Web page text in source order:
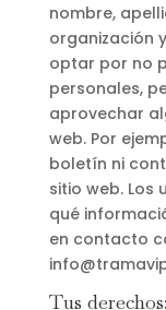
nombre,
organización
optar por no
personales,
aprovechar
web. Por
boletín ni
sitio web. Los
qué
en contacto
Tus derechos: